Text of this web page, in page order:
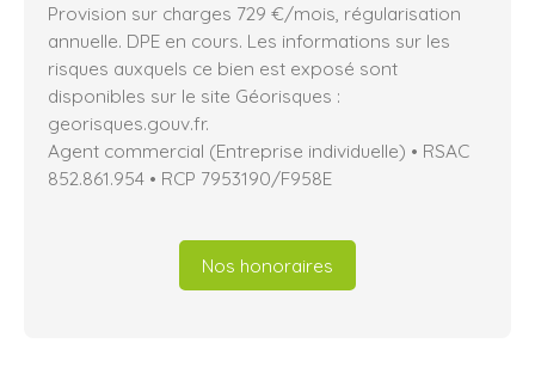
Provision sur charges 729 €/mois, régularisation
annuelle. DPE en cours. Les informations sur les
risques auxquels ce bien est exposé sont
disponibles sur le site Géorisques :
georisques.gouv.fr.
Agent commercial (Entreprise individuelle) • RSAC
852.861.954 • RCP 7953190/F958E
Nos honoraires